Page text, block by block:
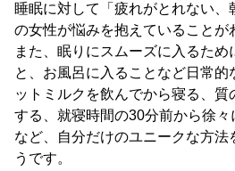
睡眠に対して「疲れがとれない、
の女性が悩みを抱えていることが
また、眠りにスムーズに入るため
と、お風呂に入ることなど日常
ットミルクを飲んでから寝る、質
する、就寝時間の30分前から徐
など、自分だけのユニークな方法
うです。